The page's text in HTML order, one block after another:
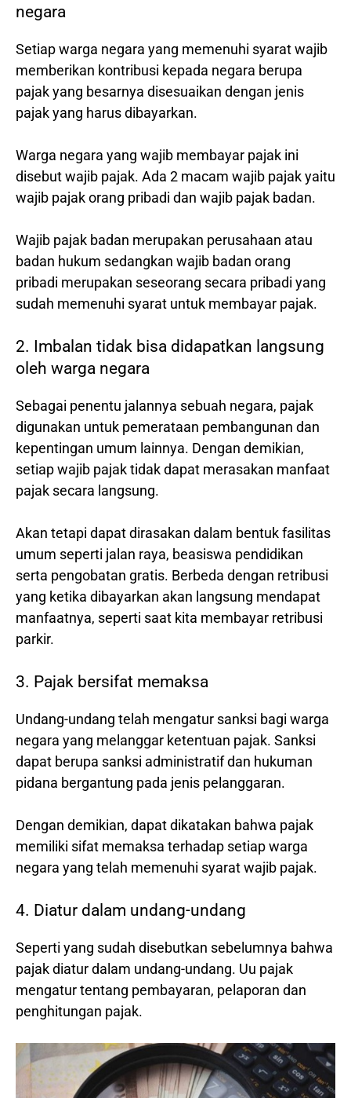
negara
Setiap warga negara yang memenuhi syarat wajib
memberikan kontribusi kepada negara berupa
pajak yang besarnya disesuaikan dengan jenis
pajak yang harus dibayarkan.
Warga negara yang wajib membayar pajak ini
disebut wajib pajak. Ada 2 macam wajib pajak yaitu
wajib pajak orang pribadi dan wajib pajak badan.
Wajib pajak badan merupakan perusahaan atau
badan hukum sedangkan wajib badan orang
pribadi merupakan seseorang secara pribadi yang
sudah memenuhi syarat untuk membayar pajak.
2. Imbalan tidak bisa didapatkan langsung
oleh warga negara
Sebagai penentu jalannya sebuah negara, pajak
digunakan untuk pemerataan pembangunan dan
kepentingan umum lainnya. Dengan demikian,
setiap wajib pajak tidak dapat merasakan manfaat
pajak secara langsung.
Akan tetapi dapat dirasakan dalam bentuk fasilitas
umum seperti jalan raya, beasiswa pendidikan
serta pengobatan gratis. Berbeda dengan retribusi
yang ketika dibayarkan akan langsung mendapat
manfaatnya, seperti saat kita membayar retribusi
parkir.
3. Pajak bersifat memaksa
Undang-undang telah mengatur sanksi bagi warga
negara yang melanggar ketentuan pajak. Sanksi
dapat berupa sanksi administratif dan hukuman
pidana bergantung pada jenis pelanggaran.
Dengan demikian, dapat dikatakan bahwa pajak
memiliki sifat memaksa terhadap setiap warga
negara yang telah memenuhi syarat wajib pajak.
4. Diatur dalam undang-undang
Seperti yang sudah disebutkan sebelumnya bahwa
pajak diatur dalam undang-undang. Uu pajak
mengatur tentang pembayaran, pelaporan dan
penghitungan pajak.